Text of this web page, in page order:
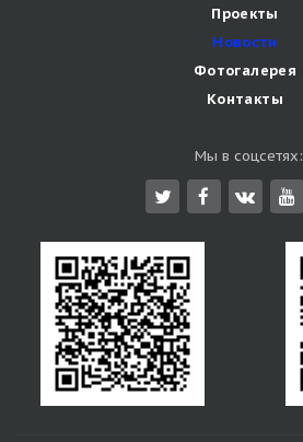
Проекты
Новости
Фотогалерея
Контакты
Мы в соцсетях: